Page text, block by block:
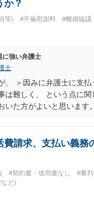
か？
等) #不倫慰謝料 #離婚協議
に強い弁護士
士
、 ＞因みに弁護士に支
は難しく、 という点に
いた方がよいと思います。
費請求、支払い義務
#契約書・借用書なし
#審判
ど)